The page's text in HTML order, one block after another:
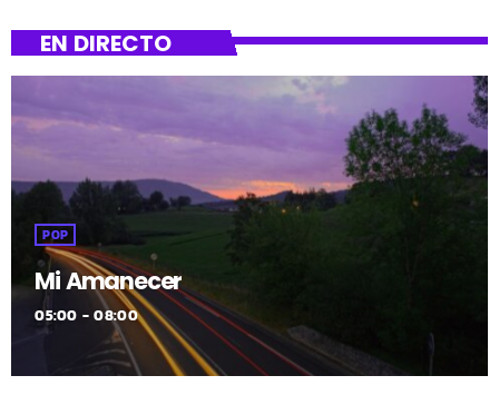
GaztelaniazUztailak 7: 18:00-19:00: Gauzen Interneta /
Interneten / GaztelaniazUztailak 14: 11:00-12:00: Zure […]
EN DIRECTO
POP
Mi Amanecer
05:00 - 08:00